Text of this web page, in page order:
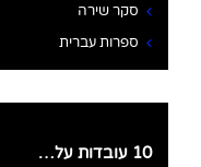
סקר שירה
ספרות עברית
10 עובדות על…